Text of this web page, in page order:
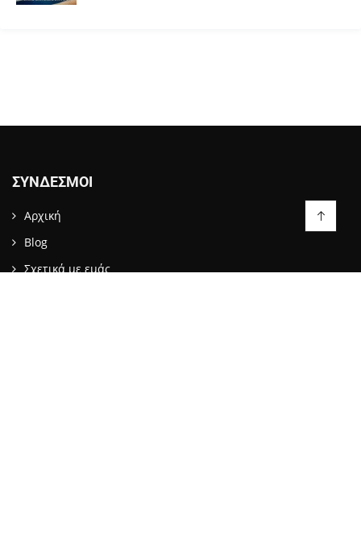
ΣΎΝΔΕΣΜΟΙ
Αρχική
Blog
Σχετικά με εμάς